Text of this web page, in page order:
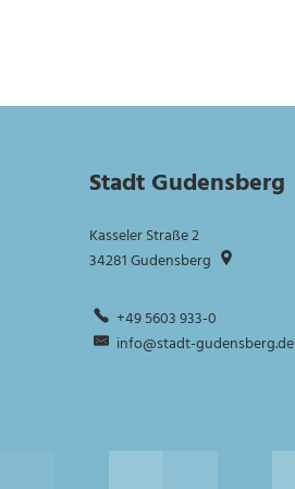
Stadt Gudensberg
Kasseler Straße 2
34281Gudensberg
+49 5603 933-0
info@stadt-gudensberg.de